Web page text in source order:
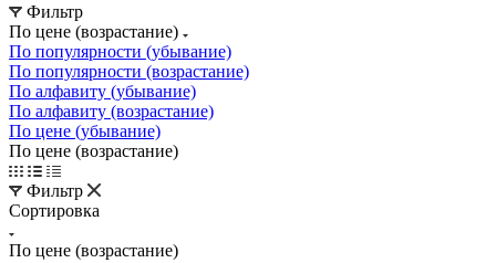
Фильтр
По цене (возрастание)
По популярности (убывание)
По популярности (возрастание)
По алфавиту (убывание)
По алфавиту (возрастание)
По цене (убывание)
По цене (возрастание)
Фильтр
Сортировка
По цене (возрастание)